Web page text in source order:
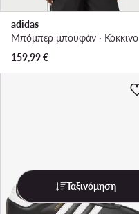
adidas
Μπόμπερ μπουφάν · Κόκκινο
159,99€
Ταξινόμηση